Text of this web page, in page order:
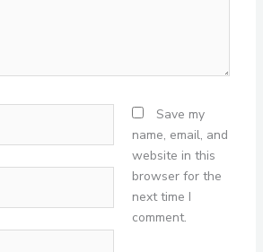
Save my
name, email, and
website in this
browser for the
next time I
comment.